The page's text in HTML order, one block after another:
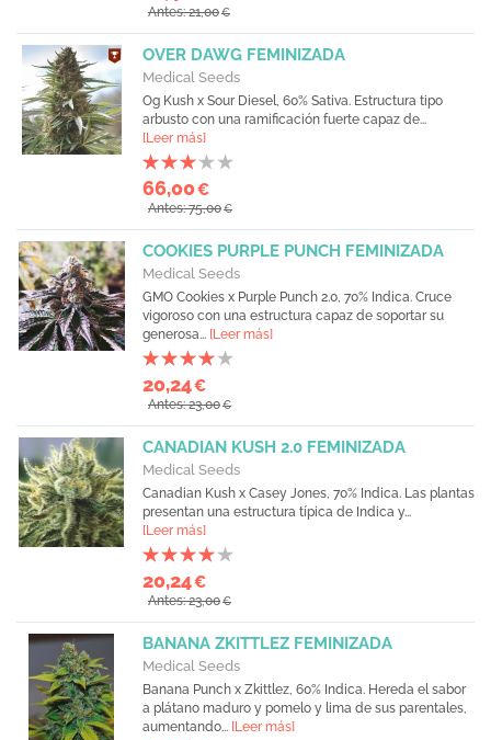
Antes: 21,00€
OVER DAWG FEMINIZADA
Medical Seeds
Og Kush x Sour Diesel, 60% Sativa. Estructura tipo
arbusto con una ramificación fuerte capaz de...
[Leer más]
66,00€
Antes: 75,00€
COOKIES PURPLE PUNCH FEMINIZADA
Medical Seeds
GMO Cookies x Purple Punch 2.0, 70% Indica. Cruce
vigoroso con una estructura capaz de soportar su
generosa... [Leer más]
20,24€
Antes: 23,00€
CANADIAN KUSH 2.0 FEMINIZADA
Medical Seeds
Canadian Kush x Casey Jones, 70% Indica. Las plantas
presentan una estructura típica de Indica y...
[Leer más]
20,24€
Antes: 23,00€
BANANA ZKITTLEZ FEMINIZADA
Medical Seeds
Banana Punch x Zkittlez, 60% Indica. Hereda el sabor
a plátano maduro y pomelo y lima de sus parentales,
aumentando... [Leer más]